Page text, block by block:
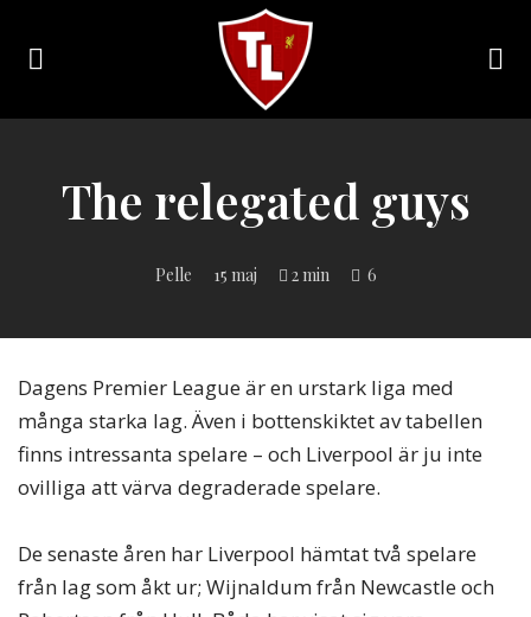
Sveriges
online
magazine!
The relegated guys
Pelle 15 maj 2 min 6
Dagens Premier League är en urstark liga med
många starka lag. Även i bottenskiktet av tabellen
finns intressanta spelare – och Liverpool är ju inte
ovilliga att värva degraderade spelare.
De senaste åren har Liverpool hämtat två spelare
från lag som åkt ur; Wijnaldum från Newcastle och